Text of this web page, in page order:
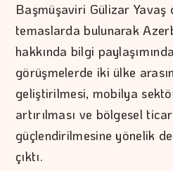
Başmüşaviri Gülizar
temaslarda bulunarak
hakkında bilgi
görüşmelerde iki ülke
geliştirilmesi, mobilya
artırılması ve bölgesel
güçlendirilmesine yönelik
çıktı.